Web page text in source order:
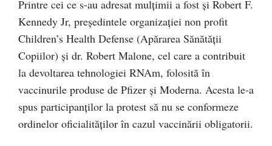
Printre cei ce s-au adresat mulțimii a fost și Robert F.
Kennedy Jr, președintele organizației non profit
Children’s Health Defense (Apărarea Sănătății
Copiilor) și dr. Robert Malone, cel care a contribuit
la devoltarea tehnologiei RNAm, folosită în
vaccinurile produse de Pfizer și Moderna. Acesta le-a
spus participanților la protest să nu se conformeze
ordinelor oficialităților în cazul vaccinării obligatorii.